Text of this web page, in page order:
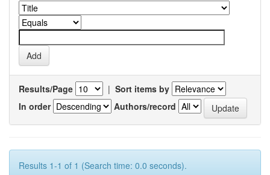
Results/Page | Sort items by
In order
Authors/record
Results 1-1 of 1 (Search time: 0.0 seconds).